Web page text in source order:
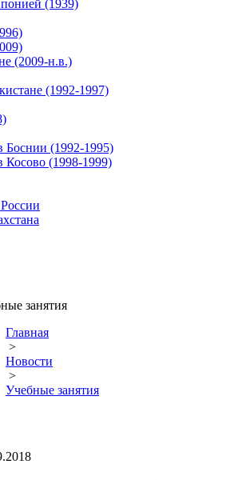
(1939)
(2009-н.в.)
(1992-1997)
Боснии (1992-1995)
Косово (1998-1999)
занятия
Главная
>
Новости
>
Учебные занятия